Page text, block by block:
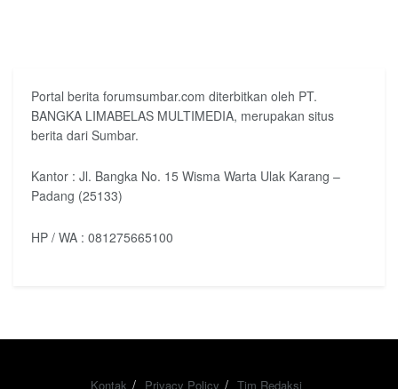
Portal berita forumsumbar.com diterbitkan oleh PT.
BANGKA LIMABELAS MULTIMEDIA, merupakan situs
berita dari Sumbar.
Kantor : Jl. Bangka No. 15 Wisma Warta Ulak Karang –
Padang (25133)
HP / WA : 081275665100
Kontak Privacy Policy Tim Redaksi